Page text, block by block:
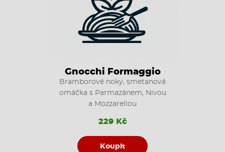
Gnocchi Formaggio
Bramborové noky, smetanová
omáčka s Parmazánem, Nivou
a Mozzarellou
229 Kč
Koupit